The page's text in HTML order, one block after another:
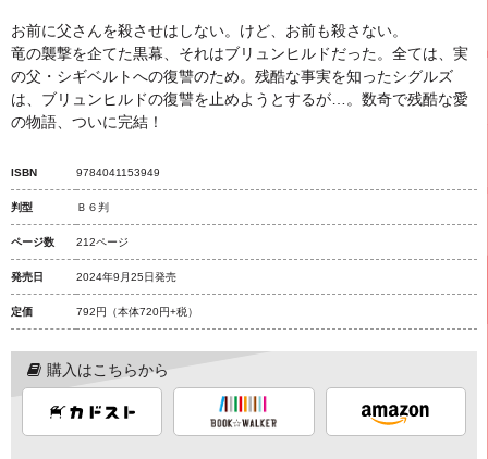
お前に父さんを殺させはしない。けど、お前も殺さない。
竜の襲撃を企てた黒幕、それはブリュンヒルドだった。全ては、実
の父・シギベルトへの復讐のため。残酷な事実を知ったシグルズ
は、ブリュンヒルドの復讐を止めようとするが…。数奇で残酷な愛
の物語、ついに完結！
ISBN 9784041153949
判型 Ｂ６判
ページ数 212ページ
発売日 2024年9月25日発売
定価 792円 （本体720円+税）
購入はこちらから